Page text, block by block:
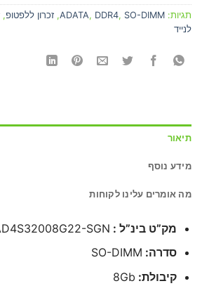
תגיות: ADATA, DDR4, SO-DIMM
, זכרון ללפטופ,
לנייד
תיאור
מידע נוסף
מה אומרים עלינו לקוחות
מק”ט בינ”ל : SGN
סדרה: SO-DIMM
קיבולת: 8Gb